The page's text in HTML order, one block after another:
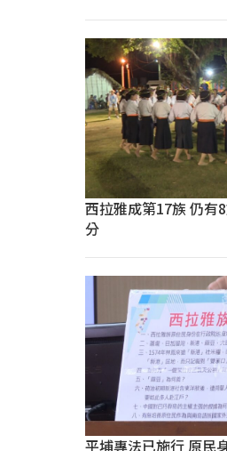
西拉雅成第17族 仍有
分
平埔專法已施行 原民